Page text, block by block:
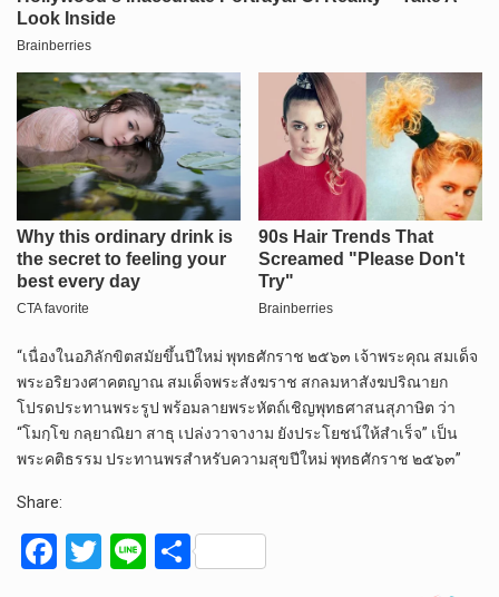
“เนื่องในอภิลักขิตสมัยขึ้นปีใหม่ พุทธศักราช ๒๕๖๓ เจ้าพระคุณ สมเด็จ
พระอริยวงศาคตญาณ สมเด็จพระสังฆราช สกลมหาสังฆปริณายก
โปรดประทานพระรูป พร้อมลายพระหัตถ์เชิญพุทธศาสนสุภาษิต ว่า
“โมกฺโข กลฺยาณิยา สาธุ เปล่งวาจางาม ยังประโยชน์ให้สำเร็จ” เป็น
พระคติธรรม ประทานพรสำหรับความสุขปีใหม่ พุทธศักราช ๒๕๖๓”
Share:
F
T
Li S